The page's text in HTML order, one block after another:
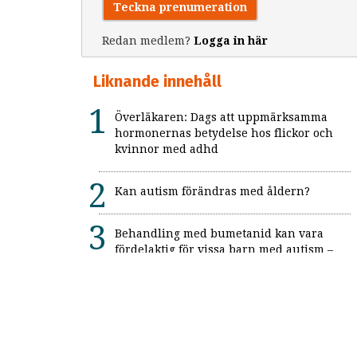
Teckna prenumeration
Redan medlem? Logga in här
Liknande innehåll
Överläkaren: Dags att uppmärksamma
hormonernas betydelse hos flickor och
kvinnor med adhd
Kan autism förändras med åldern?
Behandling med bumetanid kan vara
fördelaktig för vissa barn med autism –